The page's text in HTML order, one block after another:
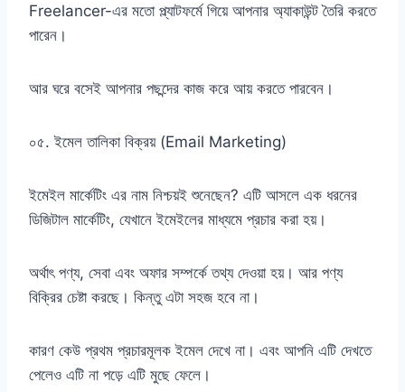
Freelancer-এর মতো প্ল্যাটফর্মে গিয়ে আপনার অ্যাকাউন্ট তৈরি করতে
পারেন।
আর ঘরে বসেই আপনার পছন্দের কাজ করে আয় করতে পারবেন।
০৫. ইমেল তালিকা বিক্রয় (Email Marketing)
ইমেইল মার্কেটিং এর নাম নিশ্চয়ই শুনেছেন? এটি আসলে এক ধরনের
ডিজিটাল মার্কেটিং, যেখানে ইমেইলের মাধ্যমে প্রচার করা হয়।
অর্থাৎ পণ্য, সেবা এবং অফার সম্পর্কে তথ্য দেওয়া হয়। আর পণ্য
বিক্রির চেষ্টা করছে। কিন্তু এটা সহজ হবে না।
কারণ কেউ প্রথম প্রচারমূলক ইমেল দেখে না। এবং আপনি এটি দেখতে
পেলেও এটি না পড়ে এটি মুছে ফেলে।